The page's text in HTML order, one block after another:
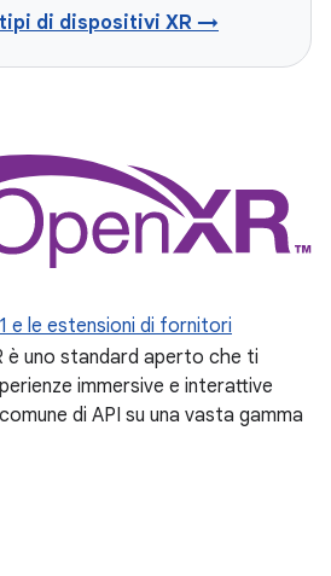
di dispositivi XR →
e le estensioni di fornitori
è uno standard aperto che ti
immersive e interattive
di API su una vasta gamma